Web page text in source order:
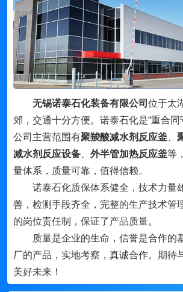
无锡诺泰石化装备有限公司 位于太
郊，交通十分方便。诺泰石化是“重合同
公司主营范围有聚羧酸减水剂反应釜、
减水剂反应设备、 外半管加热反应釜等
量体系，质量可靠，值得信赖。
诺泰石化质保体系健全，技术力量
善，检测手段齐全，完整的生产技术管
的岗位责任制，保证了产品质量。
质量是企业的生命，信誉是合作的
厂的产品，实地考察，真诚合作。期待
美好未来！